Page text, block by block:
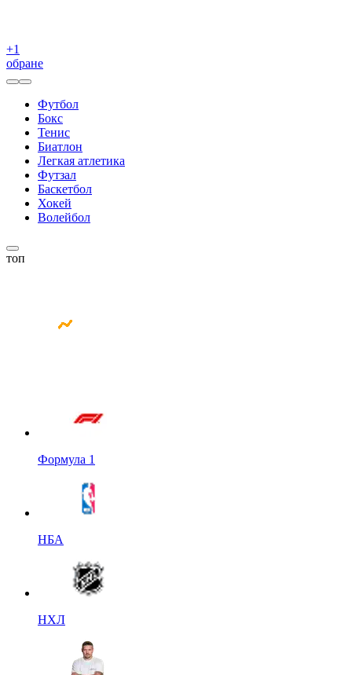
+1
обране
Футбол
Бокс
Тенис
Биатлон
Легкая атлетика
Футзал
Баскетбол
Хокей
Волейбол
топ
Формула 1
НБА
НХЛ